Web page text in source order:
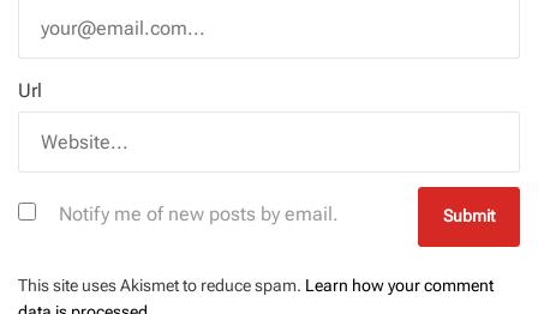
Url
Notify me of new posts by email.
This site uses Akismet to reduce spam. Learn how your comment